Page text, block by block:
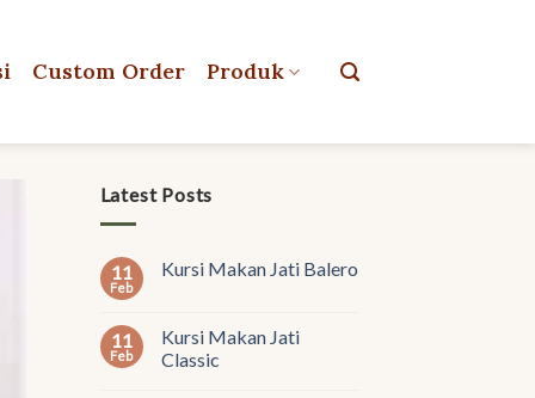
Custom Order Produk
Latest Posts
11
Feb
Kursi Makan Jati Balero
11
Feb
Kursi Makan Jati
Classic